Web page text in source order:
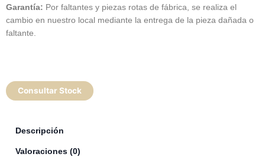
Garantía: Por faltantes y piezas rotas de fábrica, se realiza el
cambio en nuestro local mediante la entrega de la pieza dañada o
faltante.
Consultar Stock
Descripción
Valoraciones (0)